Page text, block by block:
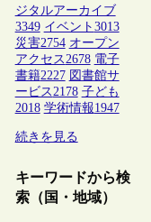
ジタルアーカイブ
3349 イベント 3013
災害2754 オープン
アクセス2678 電子
書籍2227 図書館サ
ービス2178 子ども
2018 学術情報1947
続きを見る
キーワードから検
索（国・地域）